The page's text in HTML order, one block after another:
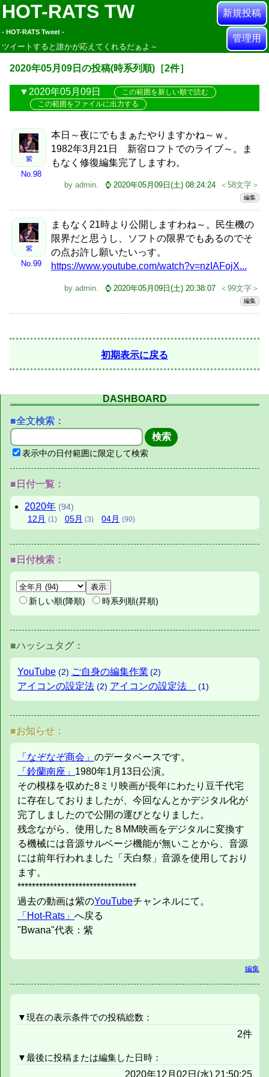
HOT-RATS TW
- HOT-RATS Tweet -
ツイートすると誰かが応えてくれるだぁよ～
新規投稿
管理用
2020年05月09日の投稿(時系列順)［2件］
2020年05月09日
この範囲を新しい順で読む
この範囲をファイルに出力する
紫
No.98
本日～夜にでもまぁたやりますかね～ｗ。
1982年3月21日 新宿ロフトでのライブ～。ま
もなく修復編集完了しますわ。
by admin. ⌚ 2020年05月09日(土) 08:24:24 ＜58文字＞
編集
紫
No.99
まもなく21時より公開しますわね～。民生機の
限界だと思うし、ソフトの限界でもあるのでそ
の点お許し願いたいっす。
https://www.youtube.com/watch?v=nzIAFojX...
by admin. ⌚ 2020年05月09日(土) 20:38:07 ＜99文字＞
編集
初期表示に戻る
DASHBOARD
■全文検索：
表示中の日付範囲に限定して検索
■日付一覧：
2020年 (94)
12月 (1) 05月 (3) 04月 (90)
■日付検索：
新しい順(降順) 時系列順(昇順)
■ハッシュタグ：
YouTube (2) ご自身の編集作業 (2)
アイコンの設定法 (2) アイコンの設定法 (1)
■お知らせ：
「なぞなぞ商会」 のデータベースです。
「鈴蘭南座」 1980年1月13日公演。
その模様を収めた8ミリ映画が長年にわたり豆千代宅
に存在しておりましたが、今回なんとかデジタル化が
完了しましたので公開の運びとなりました。
残念ながら、使用した８MM映画をデジタルに変換す
る機械には音源サルベージ機能が無いことから、音源
には前年行われました「天白祭」音源を使用しており
ます。
*********************************
過去の動画は紫のYouTubeチャンネルにて。
「Hot-Rats」 へ戻る
"Bwana"代表：紫
編集
▼現在の表示条件での投稿総数：
2件
▼最後に投稿または編集した日時：
2020年12月02日(水) 21:50:25